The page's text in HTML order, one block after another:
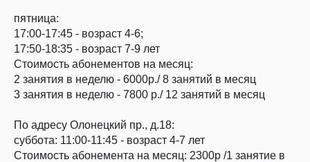
пятница:
17:00-17:45 - возраст 4-6;
17:50-18:35 - возраст 7-9 лет
Стоимость абонементов на месяц:
2 занятия в неделю - 6000р./ 8 занятий в месяц
3 занятия в неделю - 7800 р./ 12 занятий в месяц
По адресу Олонецкий пр., д.18:
суббота: 11:00-11:45 - возраст 4-7 лет
Стоимость абонемента на месяц: 2300р /1 занятие в